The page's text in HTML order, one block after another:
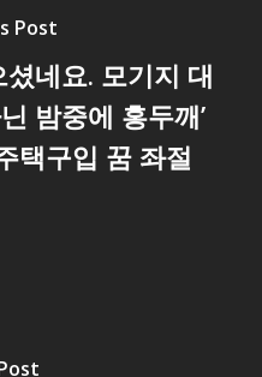
Post
네요. 모기지 대
밤중에 홍두깨’
택구입 꿈 좌절